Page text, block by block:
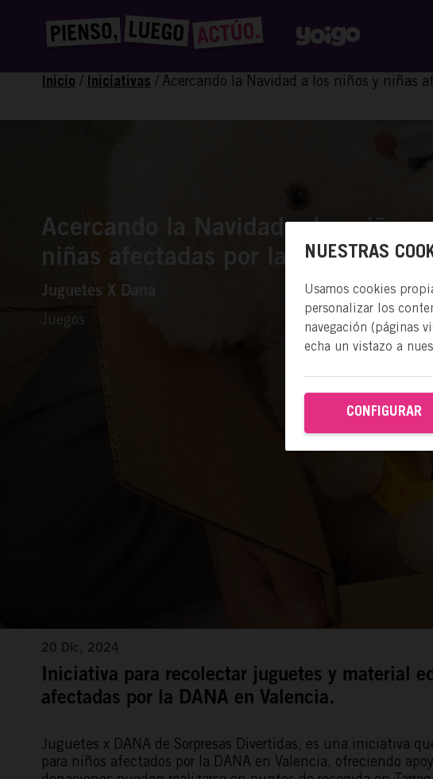
Inicio / Iniciativas / Acercando la Navidad a los niños y niñas
Acercando la Navidad a los niños y
niñas afectadas por la DANA.
Juguetes X Dana
Juegos
20 Dic, 2024
Iniciativa para recolectar juguetes y material
afectadas por la DANA en Valencia.
Juguetes x DANA de Sorpresas Divertidas, es una iniciativa
para niños afectados por la DANA en Valencia, ofreciendo
NUESTRAS
Usamos cookies
personalizar los
navegación (páginas
echa un vistazo a
CONFIGURAR